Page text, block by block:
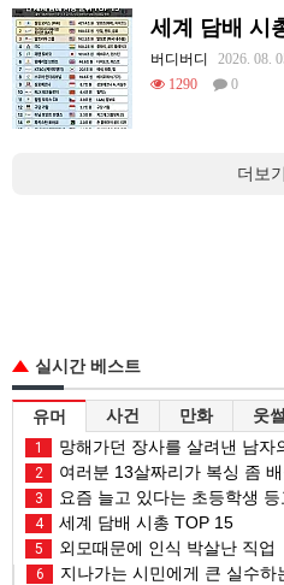
세계 담배 시
버디버디
2026. 08.
1290
0
더보기
실시간 베스트
유머 사건 만화 웃썰
1 망해가던 장사를 살려낸 남자의
2 여러분 13살짜리가 복싱 좀 배
3 요즘 늘고 있다는 초등학생
4 세계 담배 시총 TOP 15
5 외모때문에 인식 박살난 직업
6 지나가는 시민에게 큰 실수하